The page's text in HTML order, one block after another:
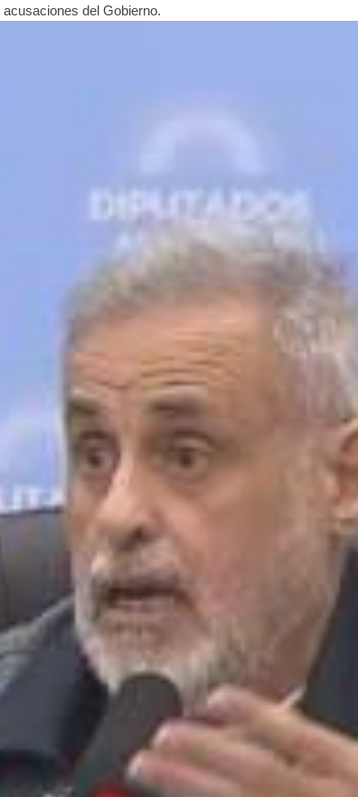
del Gobierno.